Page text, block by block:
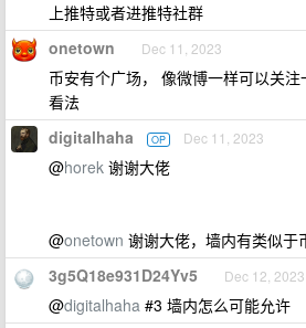
上推特或者进推特社群
onetown Dec 11, 2023
币安有个广场， 像微博一样可以关
看法
digitalhaha OP Dec 11, 2023
@horek 谢谢大佬
@onetown 谢谢大佬，墙内有类似于
3g5Q18e931D24Yv5 Dec 12, 2023
@digitalhaha #3 墙内怎么可能允许